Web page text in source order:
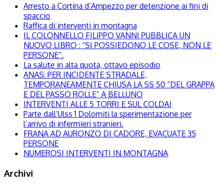
Arresto a Cortina d’Ampezzo per detenzione ai fini di
spaccio
Raffica di interventi in montagna
IL COLONNELLO FILIPPO VANNI PUBBLICA UN
NUOVO LIBRO : “SI POSSIEDONO LE COSE, NON LE
PERSONE”.
La salute in alta quota, ottavo episodio
ANAS: PER INCIDENTE STRADALE,
TEMPORANEAMENTE CHIUSA LA SS 50 “DEL GRAPPA
E DEL PASSO ROLLE” A BELLUNO
INTERVENTI ALLE 5 TORRI E SUL COLDAI
Parte dall’Ulss 1 Dolomiti la sperimentazione per
l’arrivo di infermieri stranieri.
FRANA AD AURONZO DI CADORE, EVACUATE 35
PERSONE
NUMEROSI INTERVENTI IN MONTAGNA
Archivi